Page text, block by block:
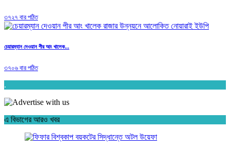
৩৭২৭ বার পঠিত
চেয়ারম্যান দেওয়ান পীর আং খালেক...
৩৭০৬ বার পঠিত
.
এ বিভাগের আরও খবর